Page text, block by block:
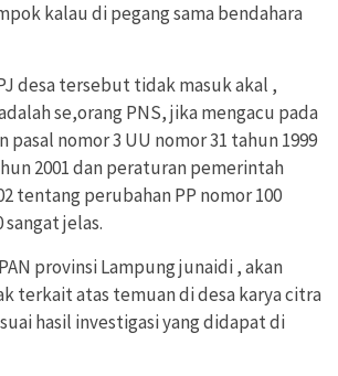
kalau di pegang sama bendahara
desa tersebut tidak masuk akal ,
se,orang PNS, jika mengacu pada
pasal nomor 3 UU nomor 31 tahun 1999
2001 dan peraturan pemerintah
tentang perubahan PP nomor 100
sangat jelas.
provinsi Lampung junaidi , akan
terkait atas temuan di desa karya citra
hasil investigasi yang didapat di